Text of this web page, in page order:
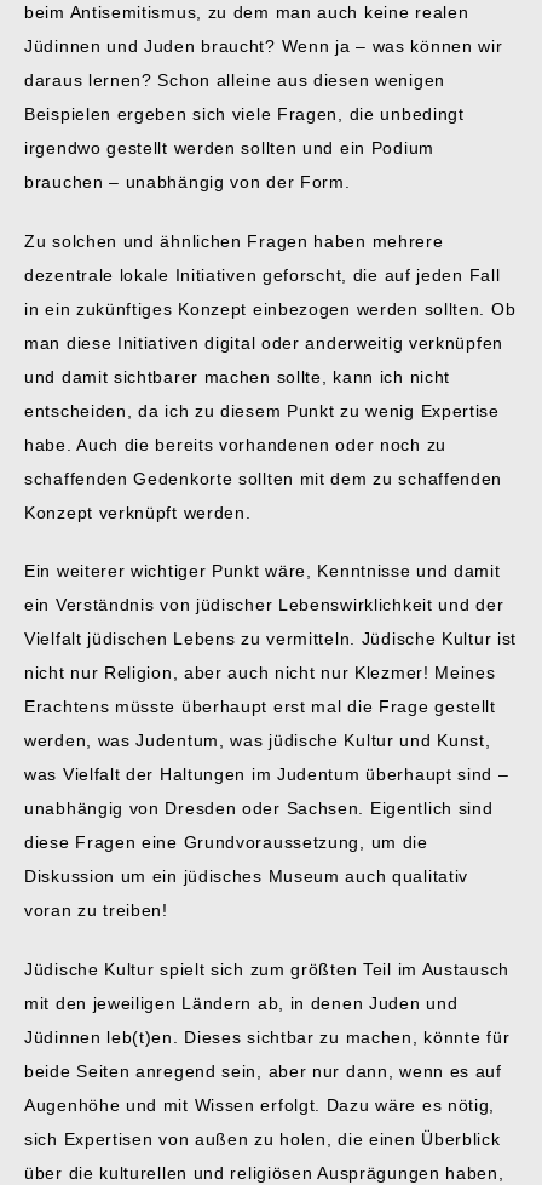
beim Antisemitismus, zu dem man auch keine realen
Jüdinnen und Juden braucht? Wenn ja – was können wir
daraus lernen? Schon alleine aus diesen wenigen
Beispielen ergeben sich viele Fragen, die unbedingt
irgendwo gestellt werden sollten und ein Podium
brauchen – unabhängig von der Form.
Zu solchen und ähnlichen Fragen haben mehrere
dezentrale lokale Initiativen geforscht, die auf jeden Fall
in ein zukünftiges Konzept einbezogen werden sollten. Ob
man diese Initiativen digital oder anderweitig verknüpfen
und damit sichtbarer machen sollte, kann ich nicht
entscheiden, da ich zu diesem Punkt zu wenig Expertise
habe. Auch die bereits vorhandenen oder noch zu
schaffenden Gedenkorte sollten mit dem zu schaffenden
Konzept verknüpft werden.
Ein weiterer wichtiger Punkt wäre, Kenntnisse und damit
ein Verständnis von jüdischer Lebenswirklichkeit und der
Vielfalt jüdischen Lebens zu vermitteln. Jüdische Kultur ist
nicht nur Religion, aber auch nicht nur Klezmer! Meines
Erachtens müsste überhaupt erst mal die Frage gestellt
werden, was Judentum, was jüdische Kultur und Kunst,
was Vielfalt der Haltungen im Judentum überhaupt sind –
unabhängig von Dresden oder Sachsen. Eigentlich sind
diese Fragen eine Grundvoraussetzung, um die
Diskussion um ein jüdisches Museum auch qualitativ
voran zu treiben!
Jüdische Kultur spielt sich zum größten Teil im Austausch
mit den jeweiligen Ländern ab, in denen Juden und
Jüdinnen leb(t)en. Dieses sichtbar zu machen, könnte für
beide Seiten anregend sein, aber nur dann, wenn es auf
Augenhöhe und mit Wissen erfolgt. Dazu wäre es nötig,
sich Expertisen von außen zu holen, die einen Überblick
über die kulturellen und religiösen Ausprägungen haben,